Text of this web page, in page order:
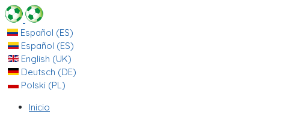
Español (ES)
Español (ES)
English (UK)
Deutsch (DE)
Polski (PL)
Inicio